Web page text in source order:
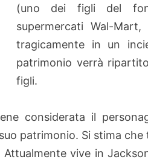
(uno dei figli del
supermercati Wal-
tragicamente in un
patrimonio verrà
figli.
considerata il
patrimonio. Si stima
vive in